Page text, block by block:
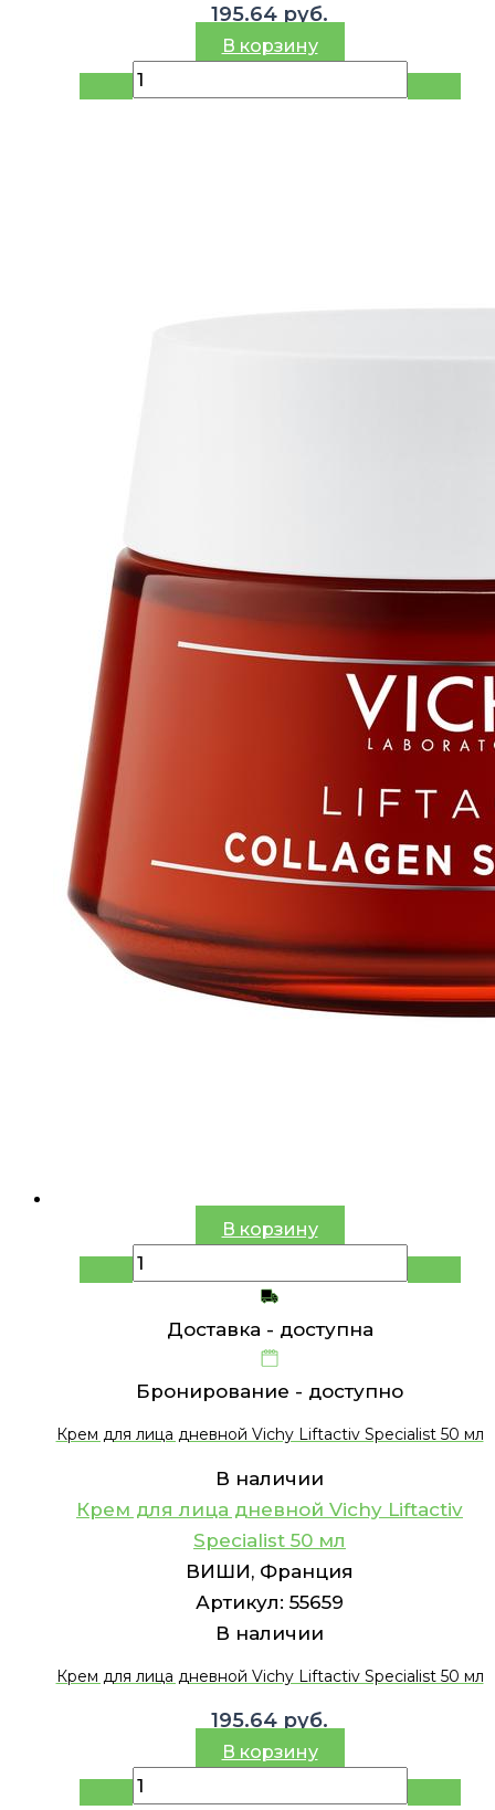
195.64 руб.
В корзину
В корзину
Доставка - доступна
Бронирование - доступно
Крем для лица дневной Vichy Liftactiv Specialist 50 мл
В наличии
Крем для лица дневной Vichy Liftactiv
Specialist 50 мл
ВИШИ, Франция
Артикул: 55659
В наличии
Крем для лица дневной Vichy Liftactiv Specialist 50 мл
195.64 руб.
В корзину